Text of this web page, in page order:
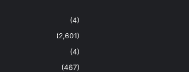
(4)
(2,601)
(4)
(467)